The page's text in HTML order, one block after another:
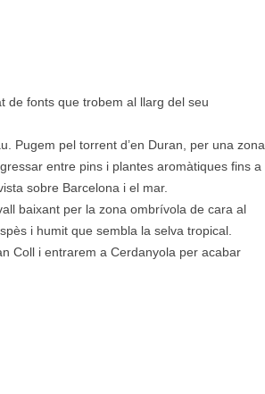
de fonts que trobem al llarg del seu
Pugem pel torrent d’en Duran, per una zona
entre pins i plantes aromàtiques fins a
sobre Barcelona i el mar.
baixant per la zona ombrívola de cara al
i humit que sembla la selva tropical.
Coll i entrarem a Cerdanyola per acabar